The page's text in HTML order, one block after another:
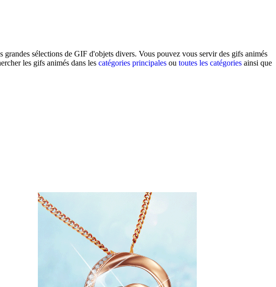
sélections de GIF d'objets divers. Vous pouvez vous servir des gifs animés
les gifs animés dans les catégories principales ou toutes les catégories ainsi que